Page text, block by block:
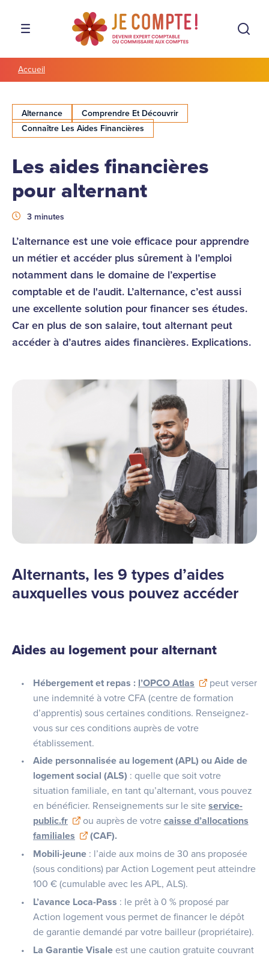
Aller au contenu
Aller à la navigation
MENU
Accueil
Alternance
Comprendre Et Découvrir
Connaître Les Aides Financières
Les aides financières
pour alternant
Durée
3 minutes
L’alternance est une voie efficace pour apprendre
un métier et accéder plus sûrement à l’emploi
notamment dans le domaine de l’expertise
comptable et de l'audit. L’alternance, c’est aussi
une excellente solution pour financer ses études.
Car en plus de son salaire, tout alternant peut
accéder à d’autres aides financières. Explications.
Alternants, les 9 types d’aides
auxquelles vous pouvez accéder
Aides au logement pour alternant
Hébergement et repas : l’OPCO Atlas
peut verser
une indemnité à votre CFA (centre de formation
d’apprentis) sous certaines conditions. Renseignez-
vous sur ces conditions auprès de votre
établissement.
Aide personnalisée au logement (APL) ou Aide de
logement social (ALS) : quelle que soit votre
situation familiale, en tant qu’alternant, vous pouvez
en bénéficier. Renseignements sur le site service-
public.fr
ou auprès de votre caisse d’allocations
familiales
(CAF).
Mobili-jeune : l’aide aux moins de 30 ans proposée
(sous conditions) par Action Logement peut atteindre
100 € (cumulable avec les APL, ALS).
L’avance Loca-Pass : le prêt à 0 % proposé par
Action logement vous permet de financer le dépôt
de garantie demandé par votre bailleur (propriétaire).
La Garantie Visale est une caution gratuite couvrant